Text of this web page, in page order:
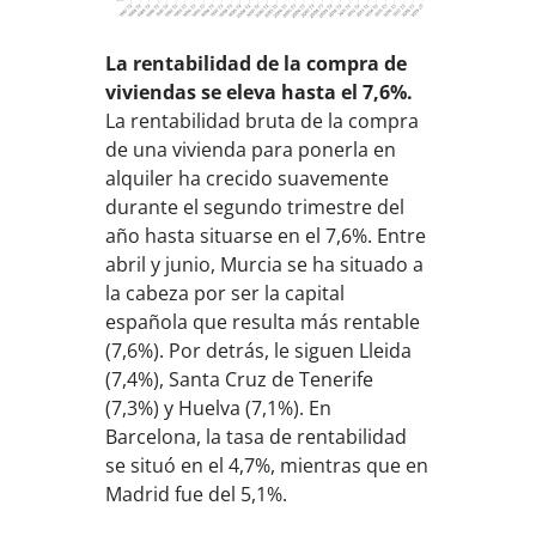
La rentabilidad de la compra de
viviendas se eleva hasta el 7,6%.
La rentabilidad bruta de la compra
de una vivienda para ponerla en
alquiler ha crecido suavemente
durante el segundo trimestre del
año hasta situarse en el 7,6%. Entre
abril y junio, Murcia se ha situado a
la cabeza por ser la capital
española que resulta más rentable
(7,6%). Por detrás, le siguen Lleida
(7,4%), Santa Cruz de Tenerife
(7,3%) y Huelva (7,1%). En
Barcelona, la tasa de rentabilidad
se situó en el 4,7%, mientras que en
Madrid fue del 5,1%.